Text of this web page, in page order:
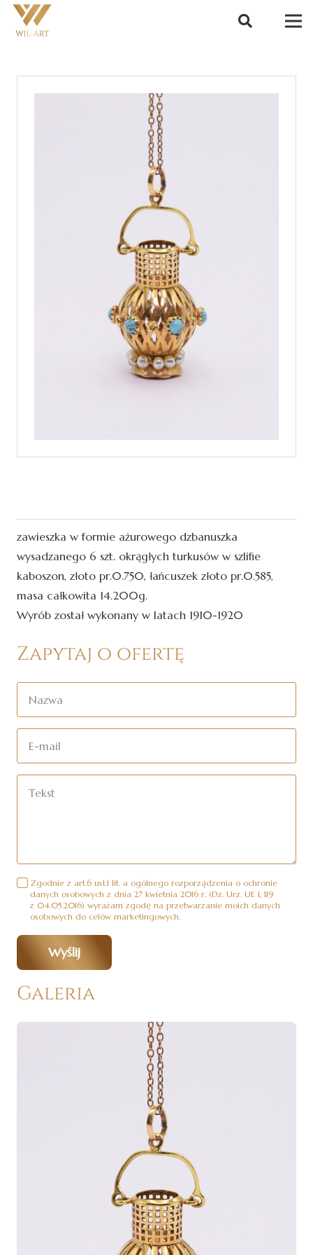
zawieszka w formie ażurowego dzbanuszka
wysadzanego 6 szt. okrągłych turkusów w szlifie
kaboszon, złoto pr.0.750, łańcuszek złoto pr.0.585,
masa całkowita 14.200g.
Wyrób został wykonany w latach 1910-1920
Zapytaj o ofertę
Zgodnie z art.6 ust.1 lit. a ogólnego rozporządzenia o ochronie
danych osobowych z dnia 27 kwietnia 2016 r. (Dz. Urz. UE L 119
z 04.05.2016) wyrażam zgodę na przetwarzanie moich danych
osobowych do celów marketingowych.
Wyślij
Galeria